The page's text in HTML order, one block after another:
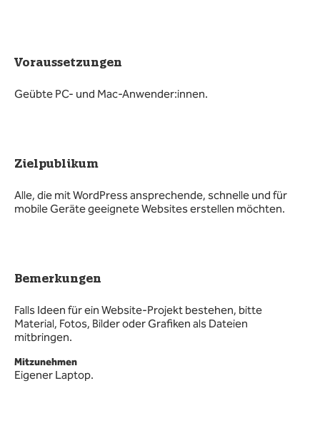
Voraussetzungen
Geübte PC- und Mac-Anwender:innen.
Zielpublikum
Alle, die mit WordPress ansprechende, schnelle und für
mobile Geräte geeignete Websites erstellen möchten.
Bemerkungen
Falls Ideen für ein Website-Projekt bestehen, bitte
Material, Fotos, Bilder oder Grafiken als Dateien
mitbringen.
Mitzunehmen
Eigener Laptop.